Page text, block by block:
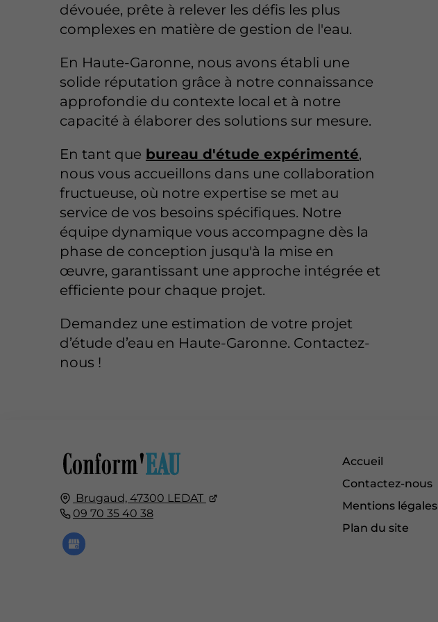
dévouée, prête à relever les défis les plus
complexes en matière de gestion de l'eau.
En Haute-Garonne, nous avons établi une
solide réputation grâce à notre connaissance
approfondie du contexte local et à notre
capacité à élaborer des solutions sur mesure.
En tant que bureau d'étude expérimenté,
nous vous accueillons dans une collaboration
fructueuse, où notre expertise se met au
service de vos besoins spécifiques. Notre
équipe dynamique vous accompagne dès la
phase de conception jusqu'à la mise en
œuvre, garantissant une approche intégrée et
efficiente pour chaque projet.
Demandez une estimation de votre projet
d’étude d’eau en Haute-Garonne. Contactez-
nous !
Brugaud, 47300 LEDAT
09 70 35 40 38
Accueil
Contactez-nous
Mentions légales
Plan du site